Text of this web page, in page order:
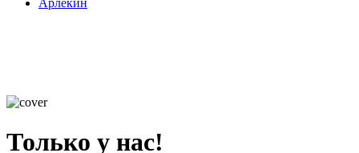
Арлекин
Только у нас!